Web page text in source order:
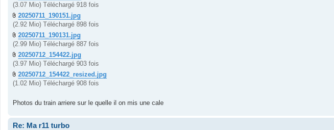
(3.07 Mio) Téléchargé 918 fois
20250711_190151.jpg
(2.92 Mio) Téléchargé 898 fois
20250711_190131.jpg
(2.99 Mio) Téléchargé 887 fois
20250712_154422.jpg
(3.97 Mio) Téléchargé 903 fois
20250712_154422_resized.jpg
(1.02 Mio) Téléchargé 908 fois
Photos du train arriere sur le quelle il on mis une cale
Re: Ma r11 turbo